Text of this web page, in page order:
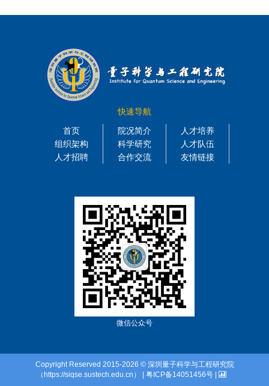
快速导航
首页
院况简介
人才培养
组织架构
科学研究
人才队伍
人才招聘
合作交流 友情链接
微信公众号
Copyright Reserved 2015-2026 © 深圳量子科学与工程研究院
（https://siqse.sustech.edu.cn） | 粤ICP备14051456号 |